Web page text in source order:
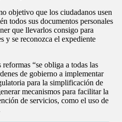
objetivo que los ciudadanos usen
todos sus documentos personales
que llevarlos consigo para
y se reconozca el expediente
“se obliga a todas las
de gobierno a implementar
para la simplificación de
mecanismos para facilitar la
de servicios, como el uso de